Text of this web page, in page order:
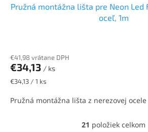
Pružná montážna lišta pre Neon Led
oceľ, 1m
€41,98 vrátane DPH
€34,13 / ks
Jednotková
€34,13 / 1 ks
Pružná montážna lišta z nerezovej ocele
O
21 položiek celkom